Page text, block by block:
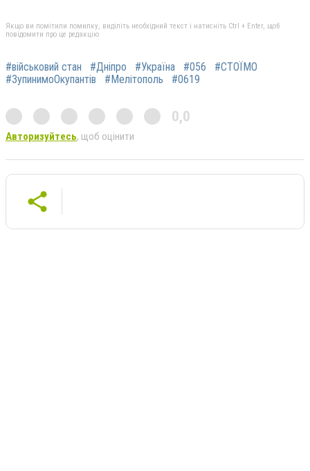
Якщо ви помітили помилку, виділіть необхідний текст і натисніть Ctrl + Enter, щоб
повідомити про це редакцію
#військовий стан #Дніпро #Україна #056
#СТОЇМО
#ЗупинимоОкупантів
#Мелітополь #0619
0,0
Авторизуйтесь, щоб оцінити